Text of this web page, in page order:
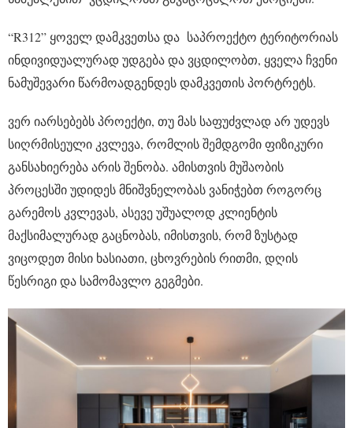
“R312” ყოველ დამკვეთსა და საპროექტო ტერიტორიას
ინდივიდუალურად უდგება და ვცდილობთ, ყველა ჩვენი
ნამუშევარი წარმოადგენდეს დამკვეთის პორტრეტს.
ვერ იარსებებს პროექტი, თუ მას საფუძვლად არ უდევს
სიღრმისეული კვლევა, რომლის შემდგომი ფიზიკური
განსახიერება არის შენობა. ამისთვის მუშაობის
პროცესში უდიდეს მნიშვნელობას ვანიჭებთ როგორც
გარემოს კვლევას, ასევე უშუალოდ კლიენტის
მაქსიმალურად გაცნობას, იმისთვის, რომ ზუსტად
ვიცოდეთ მისი ხასიათი, ცხოვრების რითმი, დღის
წესრიგი და სამომავლო გეგმები.